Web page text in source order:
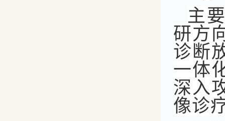
主
研方
诊断
一体
深入
像诊